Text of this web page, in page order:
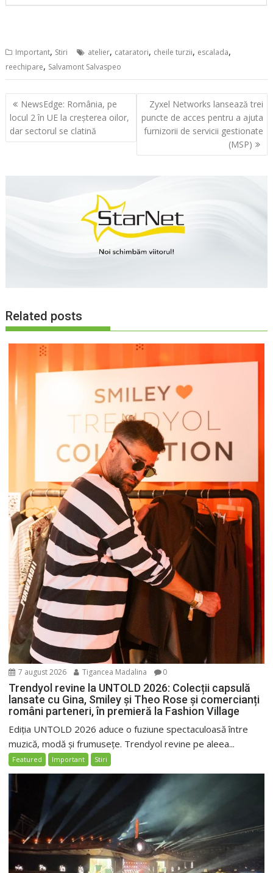
Important, Stiri atelier, cataratori, cheile turzii, escalada,
reechipare, Salvamont Salvaspeo
Navigare
în
articole
NewsEdge: România, pe
locul 2 în UE la creșterea oilor,
dar sectorul se clatină
Zyxel Networks lansează trei
puncte de acces pentru a ajuta
furnizorii de servicii gestionate
(MSP)
Related posts
7 august 2026 Tigancea Madalina 0
Trendyol revine la UNTOLD 2026: Colecții capsulă
lansate cu Gina, Smiley și Theo Rose și comercianți
români parteneri, în premieră la Fashion Village
Ediția UNTOLD 2026 aduce o fuziune spectaculoasă între
muzică, modă și frumusețe. Trendyol revine pe aleea...
Featured Important Stiri